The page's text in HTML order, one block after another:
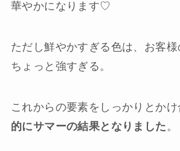
華やかになります♡
ただし鮮やかすぎる色は、お客
ちょっと強すぎる。
これからの要素をしっかりとかけ
的にサマーの結果となりました 。